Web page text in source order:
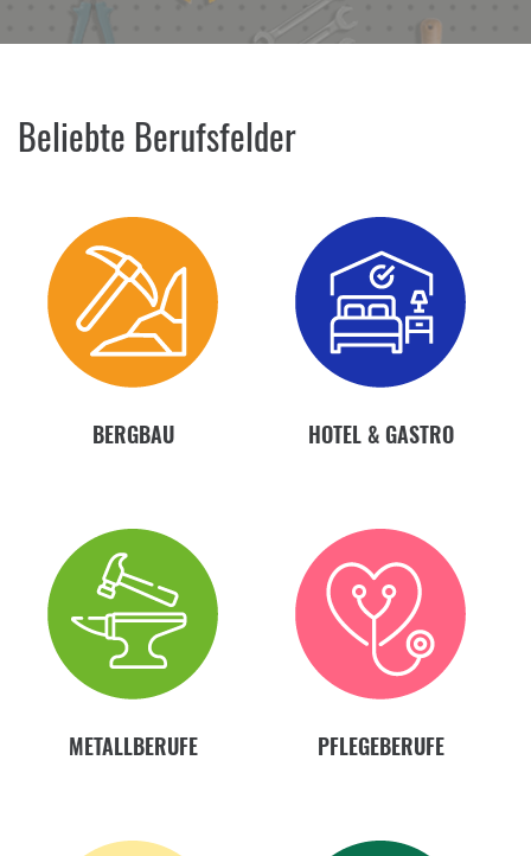
Beliebte Berufsfelder
BERGBAU HOTEL & GASTRO
METALLBERUFE PFLEGEBERUFE